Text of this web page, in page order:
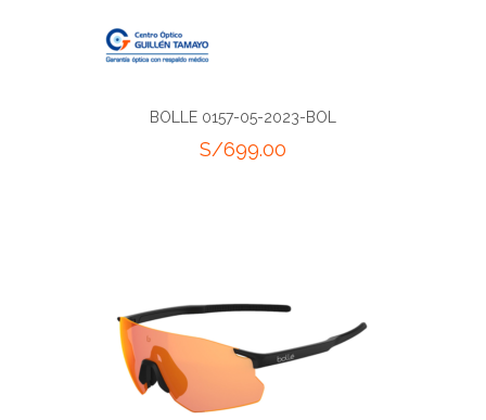
BOLLE 0157-05-2023-BOL
S/699.00